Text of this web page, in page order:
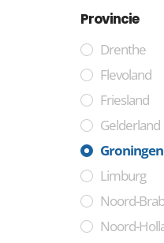
Provincie
Drenthe
Flevoland
Friesland
Gelderland
Groningen
Limburg
Noord-
Noord-